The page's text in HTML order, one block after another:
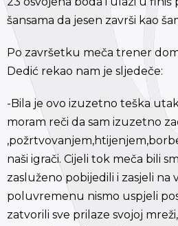
šansama da jesen završi kao
Po završetku meča trener
Dedić rekao nam je sljedeče:
-Bila je ovo izuzetno teška
moram reči da sam izuzetno
naši igrači. Cijeli tok meča bili
zasluženo pobijedili i zasjeli na
poluvremenu nismo uspjeli
zatvorili sve prilaze svojoj